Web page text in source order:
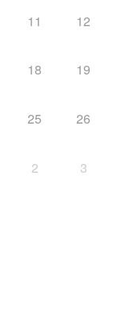
11 12
18 19
25 26
2 3